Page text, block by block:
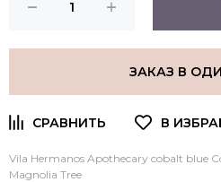
ЗАКАЗ В
Vila Hermanos Apothecary cobalt blue
Magnolia Tree